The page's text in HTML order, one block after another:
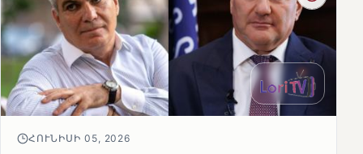
ՀՈՒՆԻՍԻ 05, 2026